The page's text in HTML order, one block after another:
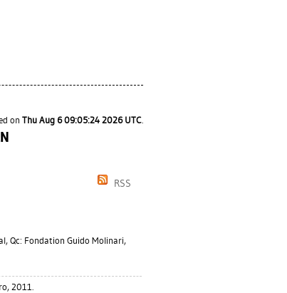
on Thu Aug 6 09:05:24 2026 UTC.
RSS
Qc: Fondation Guido Molinari,
2011.